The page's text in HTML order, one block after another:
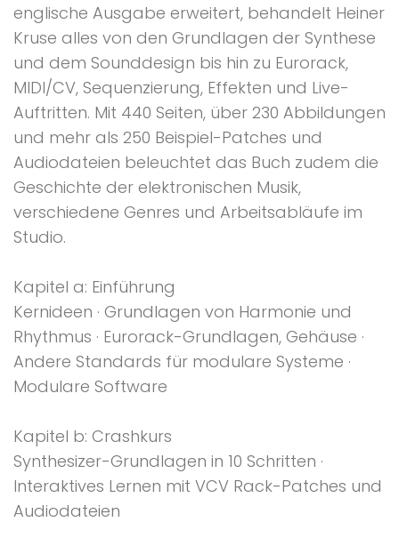
englische Ausgabe erweitert, behandelt Heiner
Kruse alles von den Grundlagen der Synthese
und dem Sounddesign bis hin zu Eurorack,
MIDI/CV, Sequenzierung, Effekten und Live-
Auftritten. Mit 440 Seiten, über 230 Abbildungen
und mehr als 250 Beispiel-Patches und
Audiodateien beleuchtet das Buch zudem die
Geschichte der elektronischen Musik,
verschiedene Genres und Arbeitsabläufe im
Studio.
Kapitel a: Einführung
Kernideen · Grundlagen von Harmonie und
Rhythmus · Eurorack-Grundlagen, Gehäuse ·
Andere Standards für modulare Systeme ·
Modulare Software
Kapitel b: Crashkurs
Synthesizer-Grundlagen in 10 Schritten ·
Interaktives Lernen mit VCV Rack-Patches und
Audiodateien